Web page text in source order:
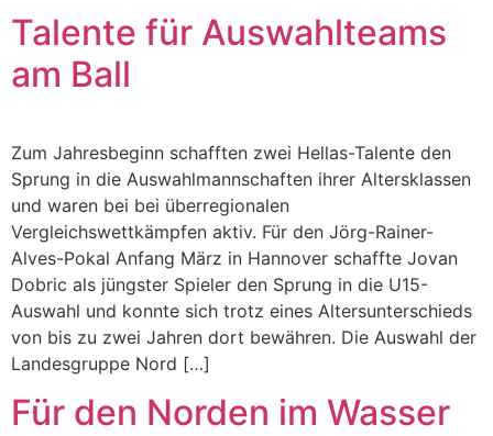
Talente für Auswahlteams
am Ball
Zum Jahresbeginn schafften zwei Hellas-Talente den
Sprung in die Auswahlmannschaften ihrer Altersklassen
und waren bei bei überregionalen
Vergleichswettkämpfen aktiv. Für den Jörg-Rainer-
Alves-Pokal Anfang März in Hannover schaffte Jovan
Dobric als jüngster Spieler den Sprung in die U15-
Auswahl und konnte sich trotz eines Altersunterschieds
von bis zu zwei Jahren dort bewähren. Die Auswahl der
Landesgruppe Nord […]
Für den Norden im Wasser